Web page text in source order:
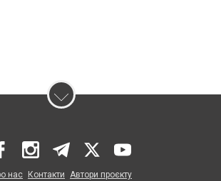
нас Контакти Автори проєкту